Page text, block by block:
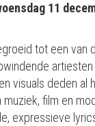
11
tot een van
artiesten
visuals deden al
muziek, film en
expressieve